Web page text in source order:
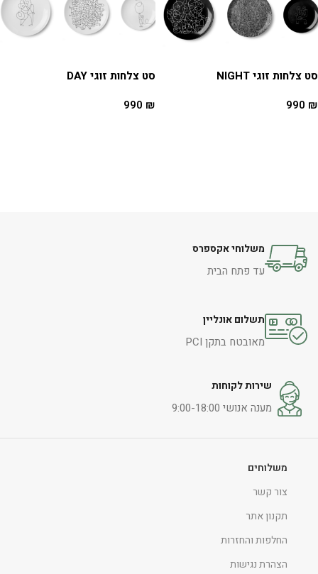
סט צלחות זוגי NIGHT
990 ₪
סט צלחות זוגי DAY
990 ₪
משלוחי אקספרס
עד פתח הבית
תשלום אונליין
מאובטח בתקן PCI
שירות לקוחות
מענה אנושי 9:00-18:00
משלוחים
צור קשר
תקנון אתר
החלפות והחזרות
הצהרת נגישות